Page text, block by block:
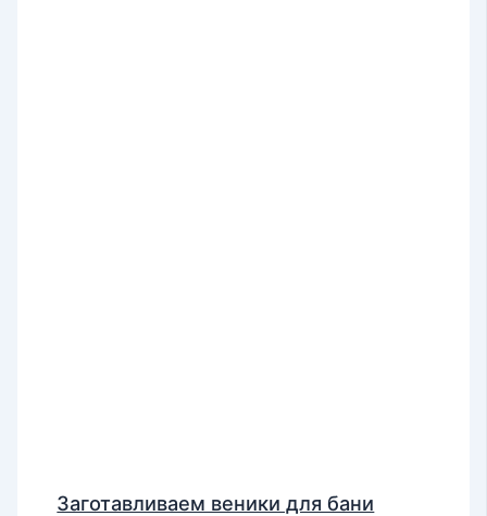
Заготавливаем веники для бани